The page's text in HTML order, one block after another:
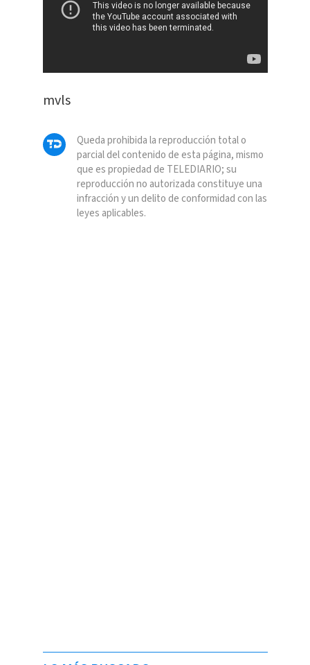
mvls
Queda prohibida la reproducción total o
parcial del contenido de esta página, mismo
que es propiedad de TELEDIARIO; su
reproducción no autorizada constituye una
infracción y un delito de conformidad con las
leyes aplicables.